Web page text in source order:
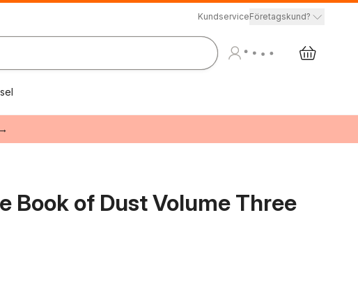
KundserviceFöretagskund?
Book of Dust Volume Three